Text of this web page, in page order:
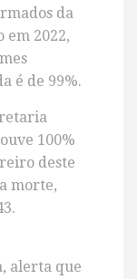
da
em 2022,
é de 99%.
100%
deste
morte,
alerta que